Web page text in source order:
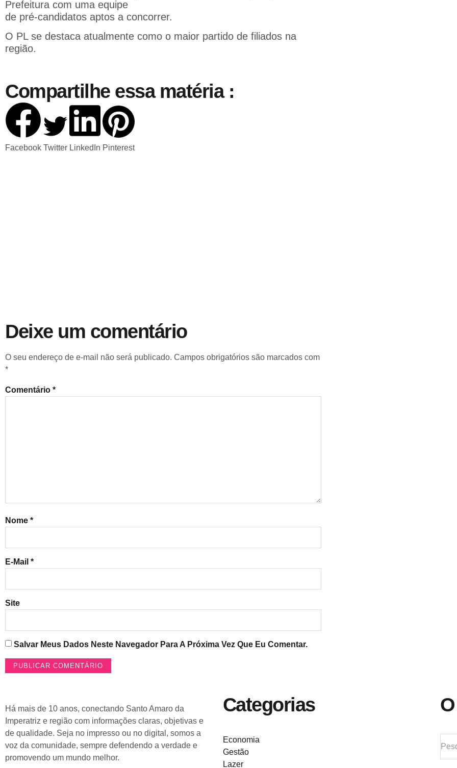
Prefeitura com uma equipe
de pré-candidatos aptos a concorrer.
O PL se destaca atualmente como o maior partido de filiados na
região.
Compartilhe essa matéria :
Facebook Twitter LinkedIn Pinterest
Deixe um comentário
O seu endereço de e-mail não será publicado. Campos obrigatórios são marcados com
*
Comentário *
Nome *
E-Mail *
Site
Salvar Meus Dados Neste Navegador Para A Próxima Vez Que Eu Comentar.
Há mais de 10 anos, conectando Santo Amaro da
Imperatriz e região com informações claras, objetivas e
de qualidade. Seja no impresso ou no digital, somos a
voz da comunidade, sempre defendendo a verdade e
promovendo um mundo melhor.
Categorias
Economia
Gestão
Lazer